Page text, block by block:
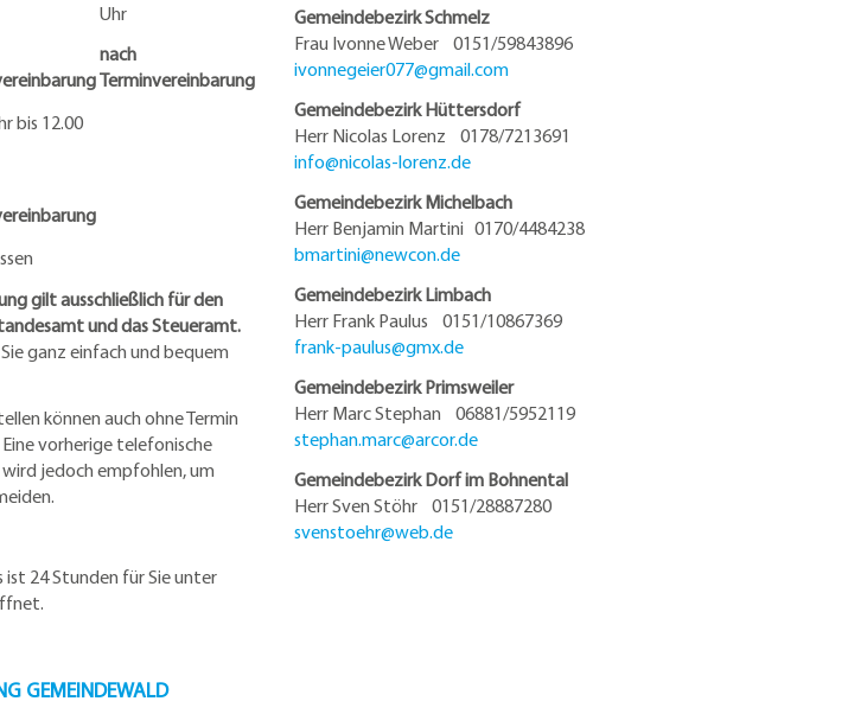
Uhr
nach
Terminvereinbarung
bis 12.00
gilt ausschließlich für den
und das Steueramt.
ganz einfach und bequem
können auch ohne Termin
vorherige telefonische
jedoch empfohlen, um
ist 24 Stunden für Sie unter
GEMEINDEWALD
Gemeindebezirk Schmelz
Frau Ivonne Weber 0151/59843896
ivonnegeier077@gmail.com
Gemeindebezirk Hüttersdorf
Herr Nicolas Lorenz 0178/7213691
info@nicolas-lorenz.de
Gemeindebezirk Michelbach
Herr Benjamin Martini 0170/4484238
bmartini@newcon.de
Gemeindebezirk Limbach
Herr Frank Paulus 0151/10867369
frank-paulus@gmx.de
Gemeindebezirk Primsweiler
Herr Marc Stephan 06881/5952119
stephan.marc@arcor.de
Gemeindebezirk Dorf im Bohnental
Herr Sven Stöhr 0151/28887280
svenstoehr@web.de